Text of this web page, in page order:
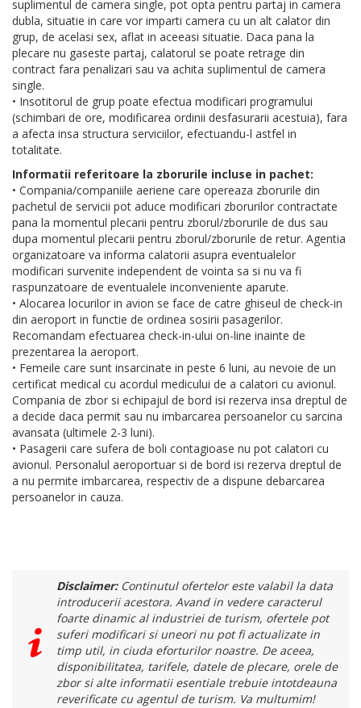
suplimentul de camera single, pot opta pentru partaj in camera
dubla, situatie in care vor imparti camera cu un alt calator din
grup, de acelasi sex, aflat in aceeasi situatie. Daca pana la
plecare nu gaseste partaj, calatorul se poate retrage din
contract fara penalizari sau va achita suplimentul de camera
single.
• Insotitorul de grup poate efectua modificari programului
(schimbari de ore, modificarea ordinii desfasurarii acestuia), fara
a afecta insa structura serviciilor, efectuandu-l astfel in
totalitate.
Informatii referitoare la zborurile incluse in pachet:
• Compania/companiile aeriene care opereaza zborurile din
pachetul de servicii pot aduce modificari zborurilor contractate
pana la momentul plecarii pentru zborul/zborurile de dus sau
dupa momentul plecarii pentru zborul/zborurile de retur. Agentia
organizatoare va informa calatorii asupra eventualelor
modificari survenite independent de vointa sa si nu va fi
raspunzatoare de eventualele inconveniente aparute.
• Alocarea locurilor in avion se face de catre ghiseul de check-in
din aeroport in functie de ordinea sosirii pasagerilor.
Recomandam efectuarea check-in-ului on-line inainte de
prezentarea la aeroport.
• Femeile care sunt insarcinate in peste 6 luni, au nevoie de un
certificat medical cu acordul medicului de a calatori cu avionul.
Compania de zbor si echipajul de bord isi rezerva insa dreptul de
a decide daca permit sau nu imbarcarea persoanelor cu sarcina
avansata (ultimele 2-3 luni).
• Pasagerii care sufera de boli contagioase nu pot calatori cu
avionul. Personalul aeroportuar si de bord isi rezerva dreptul de
a nu permite imbarcarea, respectiv de a dispune debarcarea
persoanelor in cauza.
Disclaimer:Continutul ofertelor este valabil la data
introducerii acestora. Avand in vedere caracterul
foarte dinamic al industriei de turism, ofertele pot
suferi modificari si uneori nu pot fi actualizate in
timp util, in ciuda eforturilor noastre. De aceea,
disponibilitatea, tarifele, datele de plecare, orele de
zbor si alte informatii esentiale trebuie intotdeauna
reverificate cu agentul de turism. Va multumim!